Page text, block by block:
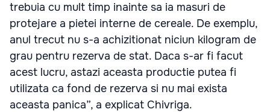
trebuia cu mult timp inainte sa ia masuri de
protejare a pietei interne de cereale. De exemplu,
anul trecut nu s-a achizitionat niciun kilogram de
grau pentru rezerva de stat. Daca s-ar fi facut
acest lucru, astazi aceasta productie putea fi
utilizata ca fond de rezerva si nu mai exista
aceasta panica”, a explicat Chivriga.